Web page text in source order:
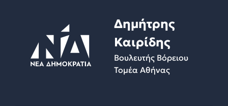
Δημήτρης
Καιρίδης
Βουλευτής Βόρειου
Τομέα Αθήνας